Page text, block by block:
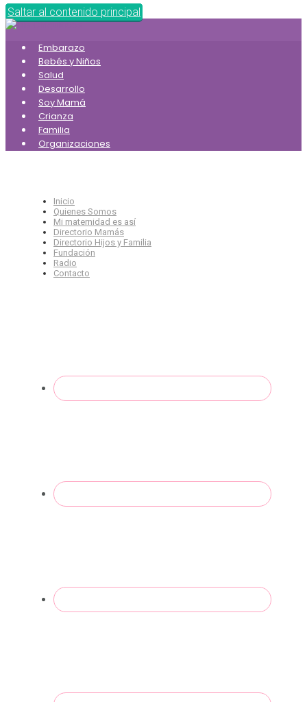
Saltar al contenido principal
Embarazo
Bebés y Niños
Salud
Desarrollo
Soy Mamá
Crianza
Familia
Organizaciones
Inicio
Quienes Somos
Mi maternidad es así
Directorio Mamás
Directorio Hijos y Familia
Fundación
Radio
Contacto